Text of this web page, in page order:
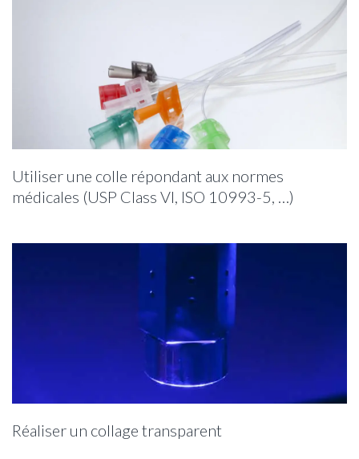
Utiliser une colle répondant aux normes
médicales (USP Class VI, ISO 10993-5, …)
Réaliser un collage transparent